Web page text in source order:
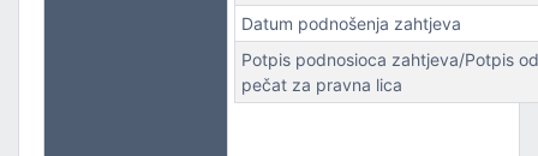
Datum podnošenja zahtjeva
Potpis podnosioca zahtjeva/Potpis
pečat za pravna lica